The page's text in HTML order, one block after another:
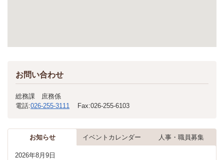
お問い合わせ
総務課 庶務係
電話:026-255-3111 Fax:026-255-6103
お知らせ イベントカレンダー 人事・職員募集
2026年8月9日